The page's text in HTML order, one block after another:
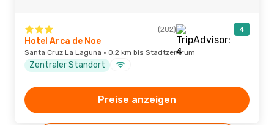
(282) 4
Hotel Arca de Noe
Santa Cruz La Laguna · 0,2 km bis Stadtzentrum
Zentraler Standort
Preise anzeigen